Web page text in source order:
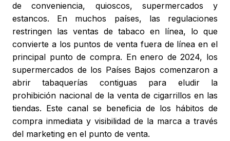
de conveniencia, quioscos, supermercados y
estancos. En muchos países, las regulaciones
restringen las ventas de tabaco en línea, lo que
convierte a los puntos de venta fuera de línea en el
principal punto de compra. En enero de 2024, los
supermercados de los Países Bajos comenzaron a
abrir tabaquerías contiguas para eludir la
prohibición nacional de la venta de cigarrillos en las
tiendas. Este canal se beneficia de los hábitos de
compra inmediata y visibilidad de la marca a través
del marketing en el punto de venta.